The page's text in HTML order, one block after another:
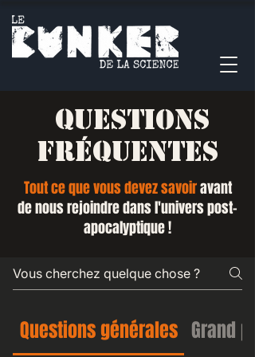
QUESTIONS
FRÉQUENTES
Tout ce que vous devez savoiravant
de nous rejoindre dans l'univers post-
apocalyptique !
Questions générales Grand